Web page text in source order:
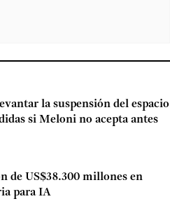
la suspensión del espacio
si Meloni no acepta antes
de US$38.300 millones en
para IA